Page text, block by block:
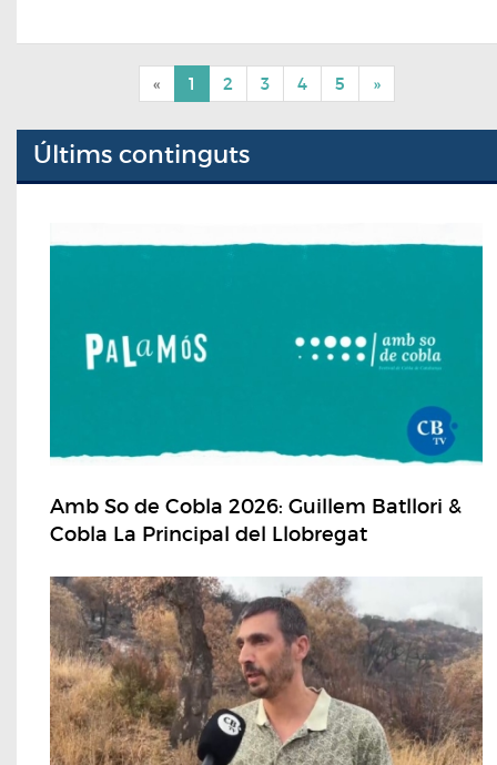
« 1 2 3 4 5 »
Últims continguts
Amb So de Cobla 2026: Guillem Batllori &
Cobla La Principal del Llobregat